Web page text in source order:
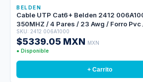
BELDEN
Cable UTP Cat6+ Belden 2412
350MHZ / 4 Pares / 23 Awg / Forro
/ Bobina En Caja / 1,000 Pies 305 Metros
SKU: 2412 006A1000
$5339.05 MXN MXN
● Disponible
+ Carrito